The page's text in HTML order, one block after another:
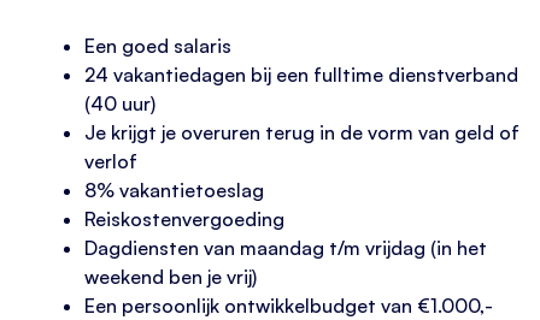
Een goed salaris
24 vakantiedagen bij een fulltime dienstverband
(40 uur)
Je krijgt je overuren terug in de vorm van geld of
verlof
8% vakantietoeslag
Reiskostenvergoeding
Dagdiensten van maandag t/m vrijdag (in het
weekend ben je vrij)
Een persoonlijk ontwikkelbudget van €1.000,-